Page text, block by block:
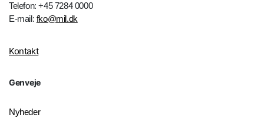
Telefon: +45 7284 0000
E-mail: fko@mil.dk
Kontakt
Genveje
Nyheder